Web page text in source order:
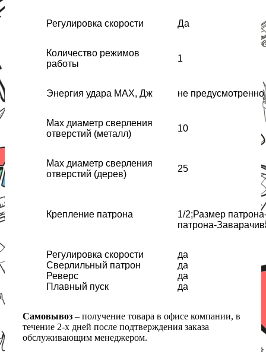
Регулировка скорости Да
Количество режимов
работы
1
Энергия удара MAX, Дж не предусмотренно
Max диаметр сверления
отверстий (металл)
10
Max диаметр сверления
отверстий (дерев)
25
Крепление патрона
1/2;Размер
патрона-
Регулировка скорости
Сверлильный патрон
Реверс
Плавный пуск
да
да
да
да
Самовывоз – получение товара в офисе компании, в
течение 2-х дней после подтверждения заказа
обслуживающим менеджером.